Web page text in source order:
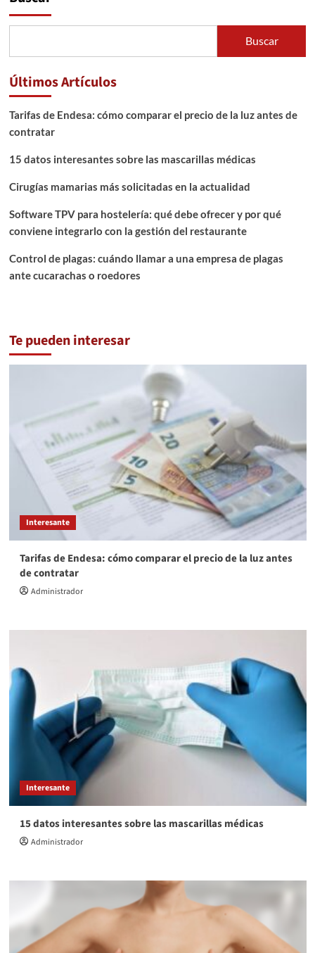
Buscar
Últimos Artículos
Tarifas de Endesa: cómo comparar el precio de la luz antes de
contratar
15 datos interesantes sobre las mascarillas médicas
Cirugías mamarias más solicitadas en la actualidad
Software TPV para hostelería: qué debe ofrecer y por qué
conviene integrarlo con la gestión del restaurante
Control de plagas: cuándo llamar a una empresa de plagas
ante cucarachas o roedores
Te pueden interesar
Interesante
Tarifas de Endesa: cómo comparar el precio de la luz antes
de contratar
Administrador
Interesante
15 datos interesantes sobre las mascarillas médicas
Administrador